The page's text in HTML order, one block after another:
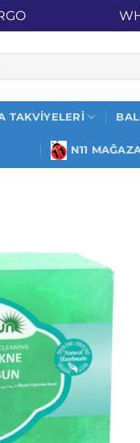
KARGO
TAKVIYELERI
N11